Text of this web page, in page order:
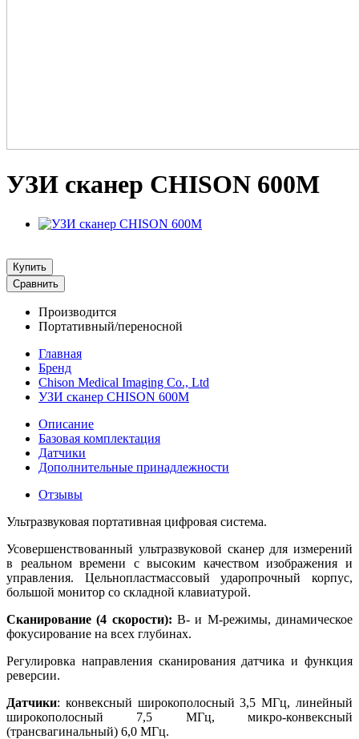
УЗИ сканер CHISON 600М
Купить
Сравнить
Производится
Портативный/переносной
Главная
Бренд
Chison Medical Imaging Co., Ltd
УЗИ сканер CHISON 600М
Описание
Базовая комплектация
Датчики
Дополнительные принадлежности
Отзывы
Ультразвуковая портативная цифровая система.
Усовершенствованный ультразвуковой сканер для измерений
в реальном времени с высоким качеством изображения и
управления. Цельнопластмассовый ударопрочный корпус,
большой монитор со складной клавиатурой.
Сканирование (4 скорости): В- и М-режимы, динамическое
фокусирование на всех глубинах.
Регулировка направления сканирования датчика и функция
реверсии.
Датчики: конвексный широкополосный 3,5 МГц, линейный
широкополосный 7,5 МГц, микро-конвексный
(трансвагинальный) 6,0 МГц.